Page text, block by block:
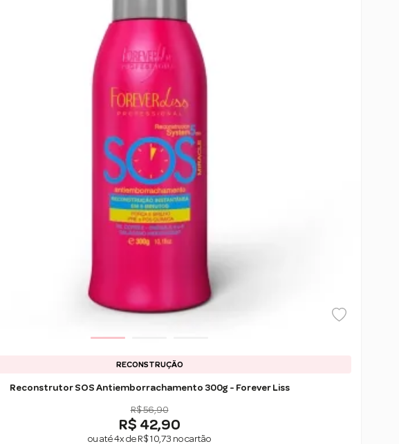
RECONSTRUÇÃO
Reconstrutor SOS Antiemborrachamento 300g - Forever Liss
R$ 56,90
R$ 42,90
ou até 4x de R$ 10,73 no cartão